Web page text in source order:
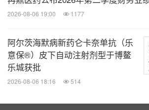
2026-08-06 19:00 1177
阿尔茨海默病新药仑卡奈单抗（乐
意保®）皮下自动注射剂型于博鳌
乐城获批
2026-08-06 18:16 514